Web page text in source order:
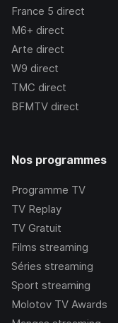
France 5 direct
M6+ direct
Arte direct
W9 direct
TMC direct
BFMTV direct
Nos programmes
Programme TV
TV Replay
TV Gratuit
Films streaming
Séries streaming
Sport streaming
Molotov TV Awards